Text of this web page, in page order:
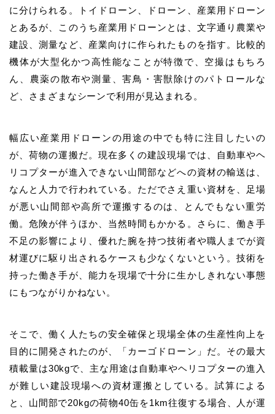
に分けられる。トイドローン、ドローン、産業用ドローン
とあるが、このうち産業用ドローンとは、文字通り農業や
建設、測量など、産業向けに作られたものを指す。比較的
機体が大型化かつ高性能なことが特徴で、空撮はもちろ
ん、農薬の散布や測量、害鳥・害獣除けのパトロールな
ど、さまざまなシーンで利用が見込まれる。
幅広い産業用ドローンの用途の中でも特に注目したいの
が、荷物の運搬だ。現在多くの建設現場では、自動車やヘ
リコプターが進入できない山間部などへの資材の輸送は、
なんと人力で行われている。ただでさえ重い資材を、足場
が悪い山間部や高所で運搬するのは、とんでもない重労
働。危険が伴うほか、当然時間もかかる。さらに、働き手
不足の影響により、優れた腕を持つ技術者や職人までが資
材運びに駆り出されるケースも少なくないという。技術を
持った働き手が、能力を現場で十分に生かしきれない事態
にもつながりかねない。
そこで、働く人たちの安全確保と現場全体の生産性向上を
目的に開発されたのが、「カーゴドローン」だ。その最大
積載量は30kgで、主な用途は自動車やヘリコプターの進入
が難しい建設現場への資材運搬としている。試算による
と、山間部で20kgの荷物40缶を1km往復する場合、人が運